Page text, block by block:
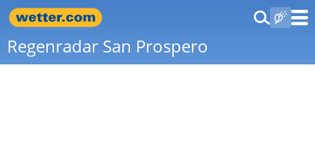
Regenradar San Prospero